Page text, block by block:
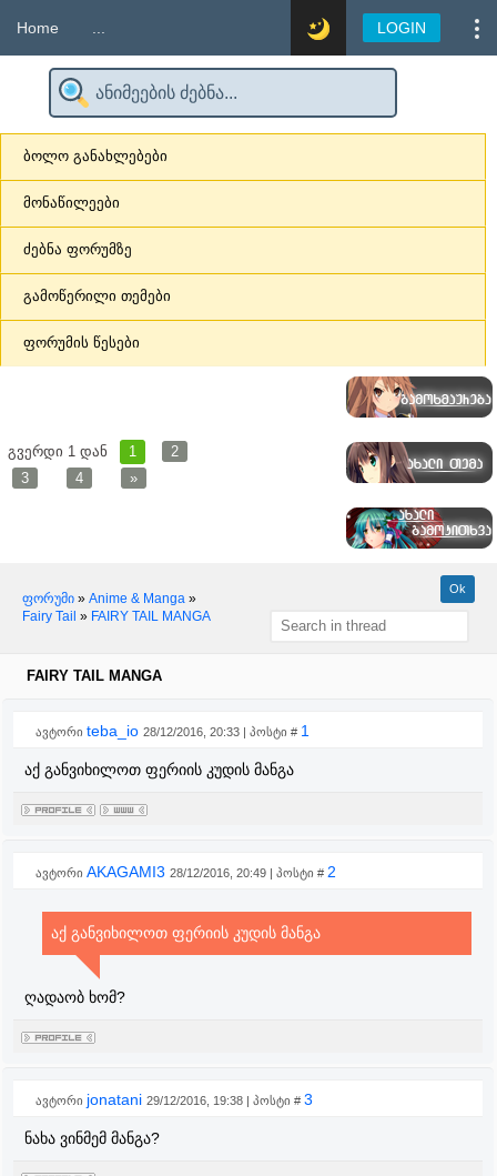
Home LOGIN
ბოლო განახლებები
მონაწილეები
ძებნა ფორუმზე
გამოწერილი თემები
ფორუმის წესები
გვერდი 1 დან 1
2
3
4 »
ფორუმი » Anime & Manga »
Fairy Tail » FAIRY TAIL MANGA
FAIRY TAIL MANGA
ავტორი teba_io 28/12/2016, 20:33 | პოსტი # 1
აქ განვიხილოთ ფერიის კუდის მანგა
ავტორი AKAGAMI3 28/12/2016, 20:49 | პოსტი # 2
აქ განვიხილოთ ფერიის კუდის მანგა
ღადაობ ხომ?
ავტორი jonatani 29/12/2016, 19:38 | პოსტი # 3
ნახა ვინმემ მანგა?